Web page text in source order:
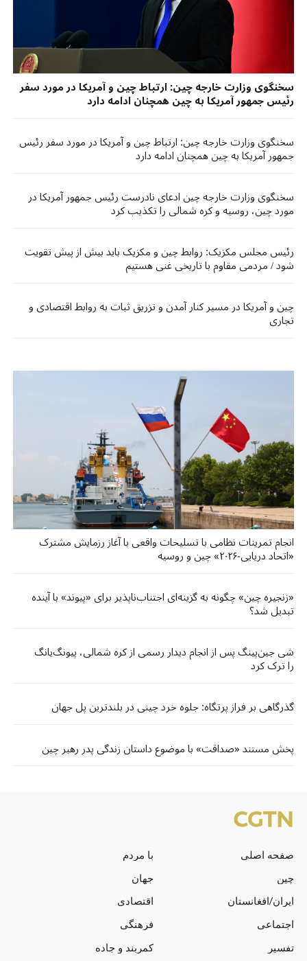
سخنگوی وزارت خارجه چین: ارتباط چین و آمریکا در مورد سفر
رئیس جمهور آمریکا به چین همچنان ادامه دارد
سخنگوی وزارت خارجه چین: ارتباط چین و آمریکا در مورد سفر رئیس
جمهور آمریکا به چین همچنان ادامه دارد
سخنگوی وزارت خارجه چین ادعای نادرست رئیس جمهور آمریکا در
مورد چین، روسیه و کره شمالی را تکذیب کرد
رئیس مجلس مکزیک: روابط چین و مکزیک باید بیش از پیش تقویت
شود / مردمی مقاوم با تاریخی غنی هستیم
چین و آمریکا در مسیر کنار آمدن و تزریق ثبات به روابط اقتصادی و
تجاری
انجام تمرینات نظامی با تسلیحات واقعی با آغاز رزمایش مشترک
«اتحاد دریایی-۲۰۲۶» چین و روسیه
«زنجیره چین» چگونه به گزینه‌ای اجتناب‌ناپذیر برای «پیوند» با آینده
تبدیل شد؟
شی جین‌پینگ پس از انجام دیدار رسمی از کره شمالی، پیونگ‌یانگ
را ترک کرد
گذرگاهی بر فراز پرتگاه: جلوه خرد چینی در بلندترین پل جهان
پخش مستند «صداقت» با موضوع داستان زندگی پدر رهبر چین
صفحه اصلی
با مردم
چین
جهان
ایران/افغانستان
اقتصادی
اجتماعی
فرهنگی
تفسیر
کمربند و جاده